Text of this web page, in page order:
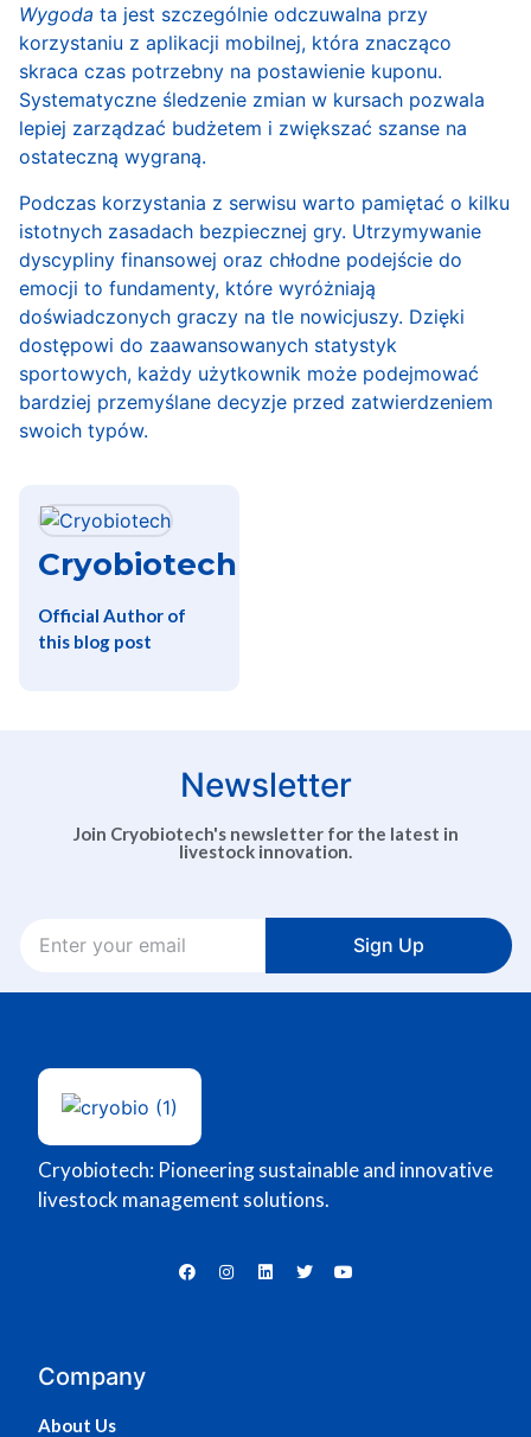
Wygoda ta jest szczególnie odczuwalna przy
korzystaniu z aplikacji mobilnej, która znacząco
skraca czas potrzebny na postawienie kuponu.
Systematyczne śledzenie zmian w kursach pozwala
lepiej zarządzać budżetem i zwiększać szanse na
ostateczną wygraną.
Podczas korzystania z serwisu warto pamiętać o kilku
istotnych zasadach bezpiecznej gry. Utrzymywanie
dyscypliny finansowej oraz chłodne podejście do
emocji to fundamenty, które wyróżniają
doświadczonych graczy na tle nowicjuszy. Dzięki
dostępowi do zaawansowanych statystyk
sportowych, każdy użytkownik może podejmować
bardziej przemyślane decyzje przed zatwierdzeniem
swoich typów.
Cryobiotech
Official Author of
this blog post
Newsletter
Join Cryobiotech's newsletter for the latest in
livestock innovation.
Sign Up
Cryobiotech: Pioneering sustainable and innovative
livestock management solutions.
Company
About Us